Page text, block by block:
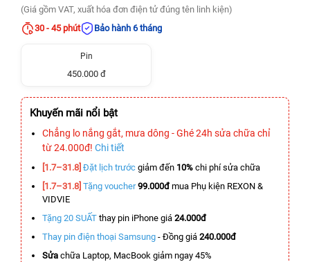
(Giá gồm VAT, xuất hóa đơn điện tử đúng tên linh kiện)
30 - 45 phút
Bảo hành 6 tháng
Pin
450.000 đ
Khuyến mãi nổi bật
Chẳng lo nắng gắt, mưa dông - Ghé 24h sửa chữa chỉ
từ 24.000đ! Chi tiết
[1.7–31.8] Đặt lịch trước giảm đến 10% chi phí sửa chữa
[1.7–31.8] Tặng voucher 99.000đmua Phụ kiện REXON &
VIDVIE
Tặng 20 SUẤT thay pin iPhone giá 24.000đ
Thay pin điện thoại Samsung - Đồng giá 240.000đ
Sửa chữa Laptop, MacBook giảm ngay 45%